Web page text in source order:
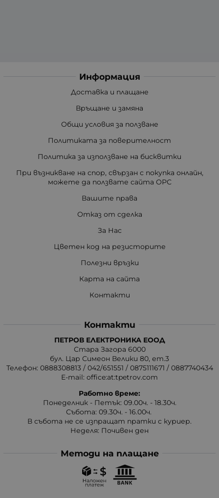
Информация
Доставка и плащане
Връщане и замяна
Общи условия за ползване
Политиката за поверителност
Политика за използване на бисквитки
При възникване на спор, свързан с покупка онлайн,
можете да ползвате сайта ОРС
Вашите права
Отказ от сделка
За Нас
Цветен код на резисторите
Полезни връзки
Карта на сайта
Контакти
Контакти
ПЕТРОВ ЕЛЕКТРОНИКА ЕООД
Стара Загора 6000
бул. Цар Симеон Велики 80, ет.3
Телефон: 0888308813 / 042/651551 / 0875111671 / 0887740434
E-mail: office:at:tpetrov.com
Работно време:
Понеделник - Петък: 09.00ч. - 18.30ч.
Събота: 09.30ч. - 16.00ч.
В събота не се изпращат пратки с куриер.
Неделя: Почивен ден
Методи на плащане